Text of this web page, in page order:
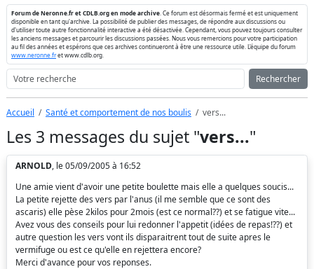
Forum de Neronne.fr et CDLB.org en mode archive . Ce forum est désormais fermé et est uniquement
disponible en tant qu'archive. La possibilité de publier des messages, de répondre aux discussions ou
d'utiliser toute autre fonctionnalité interactive a été désactivée. Cependant, vous pouvez toujours consulter
les anciens messages et parcourir les discussions passées. Nous vous remercions pour votre participation
au fil des années et espérons que ces archives continueront à être une ressource utile. L'équipe du forum
www.neronne.fret www.cdlb.org.
Rechercher
Accueil Santé et comportement de nos boulis vers...
Les 3 messages du sujet "vers..."
ARNOLD, le 05/09/2005 à 16:52
Une amie vient d'avoir une petite boulette mais elle a quelques soucis...
La petite rejette des vers par l'anus (il me semble que ce sont des
ascaris) elle pèse 2kilos pour 2mois (est ce normal??) et se fatigue vite...
Avez vous des conseils pour lui redonner l'appetit (idées de repas!??) et
autre question les vers vont ils disparaitrent tout de suite apres le
vermifuge ou est ce qu'elle en rejettera encore?
Merci d'avance pour vos reponses.